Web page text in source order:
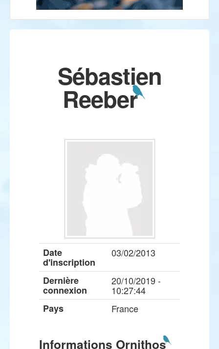
Sébastien
Reeber
Date
d'inscription
03/02/2013
Dernière
connexion
20/10/2019 -
10:27:44
Pays
France
Informations Ornithos